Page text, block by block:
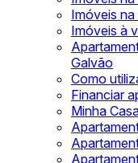
Imóveis na
Imóveis à
Galvão
Como
Financiar
Minha